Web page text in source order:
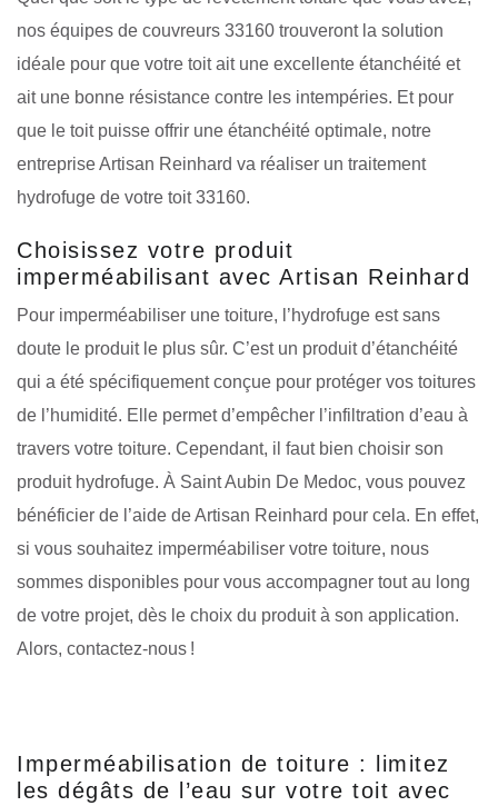
nos équipes de couvreurs 33160 trouveront la solution
idéale pour que votre toit ait une excellente étanchéité et
ait une bonne résistance contre les intempéries. Et pour
que le toit puisse offrir une étanchéité optimale, notre
entreprise Artisan Reinhard va réaliser un traitement
hydrofuge de votre toit 33160.
Choisissez votre produit
imperméabilisant avec Artisan Reinhard
Pour imperméabiliser une toiture, l’hydrofuge est sans
doute le produit le plus sûr. C’est un produit d’étanchéité
qui a été spécifiquement conçue pour protéger vos toitures
de l’humidité. Elle permet d’empêcher l’infiltration d’eau à
travers votre toiture. Cependant, il faut bien choisir son
produit hydrofuge. À Saint Aubin De Medoc, vous pouvez
bénéficier de l’aide de Artisan Reinhard pour cela. En effet,
si vous souhaitez imperméabiliser votre toiture, nous
sommes disponibles pour vous accompagner tout au long
de votre projet, dès le choix du produit à son application.
Alors, contactez-nous !
Imperméabilisation de toiture : limitez
les dégâts de l’eau sur votre toit avec